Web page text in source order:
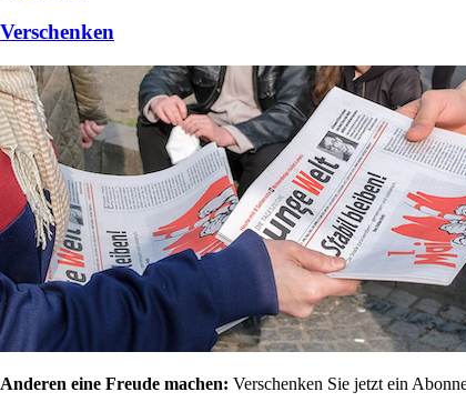
Verschenken
Anderen eine Freude machen: Verschenken Sie jetzt ein